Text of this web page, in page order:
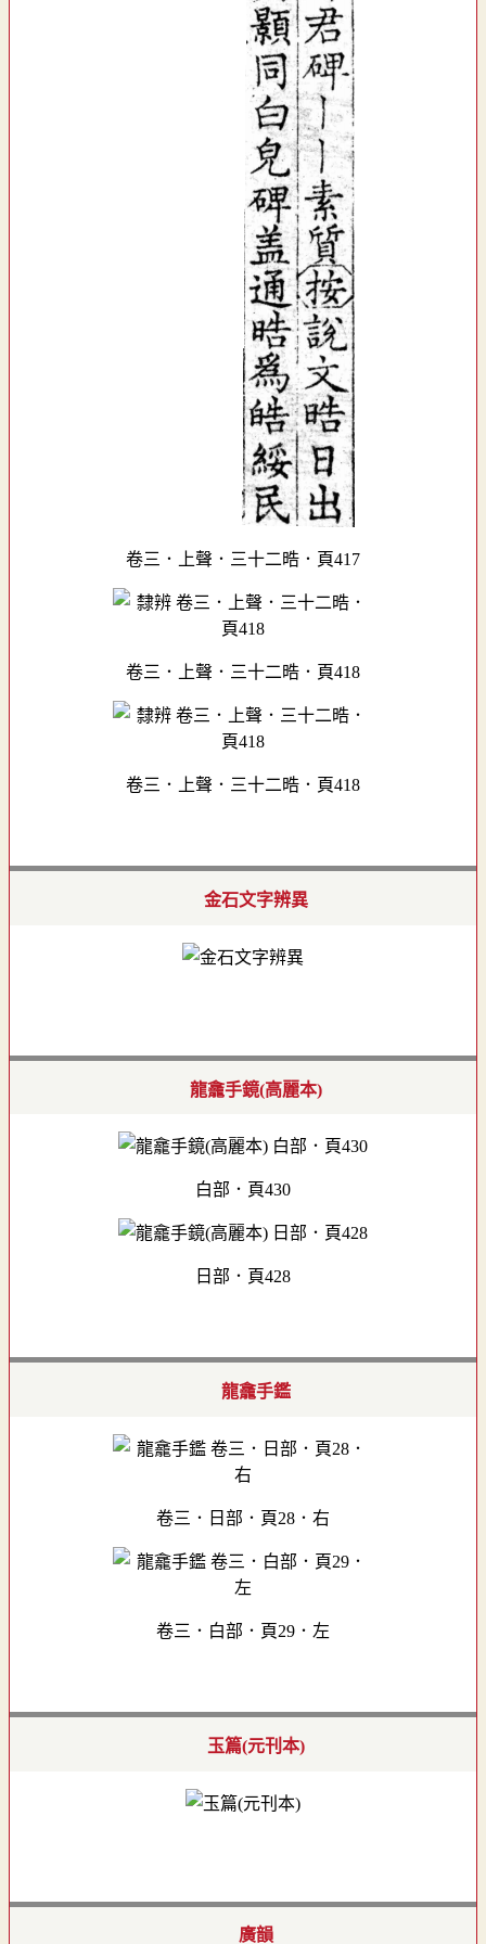
卷三．上聲．三十二晧．頁417
卷三．上聲．三十二晧．頁418
卷三．上聲．三十二晧．頁418
金石文字辨異
龍龕手鏡(高麗本)
白部．頁430
日部．頁428
龍龕手鑑
卷三．日部．頁28．右
卷三．白部．頁29．左
玉篇(元刊本)
廣韻